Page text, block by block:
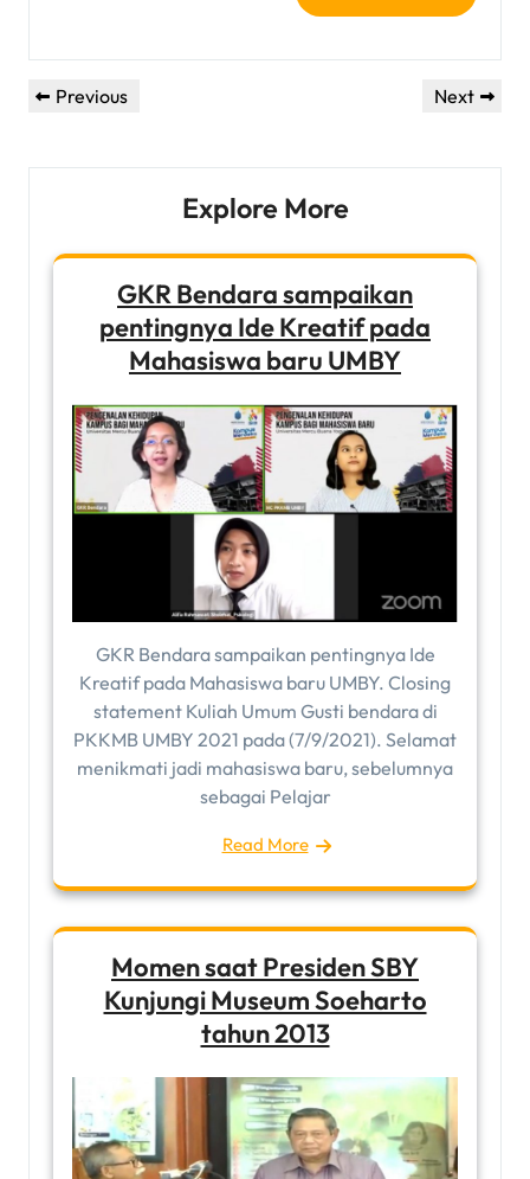
Post
Previous
Previous
Next
Next
Explore More
GKR Bendara sampaikan
pentingnya Ide Kreatif pada
Mahasiswa baru UMBY
GKR Bendara sampaikan pentingnya Ide
Kreatif pada Mahasiswa baru UMBY. Closing
statement Kuliah Umum Gusti bendara di
PKKMB UMBY 2021 pada (7/9/2021). Selamat
menikmati jadi mahasiswa baru, sebelumnya
sebagai Pelajar
Read More
Momen saat Presiden SBY
Kunjungi Museum Soeharto
tahun 2013